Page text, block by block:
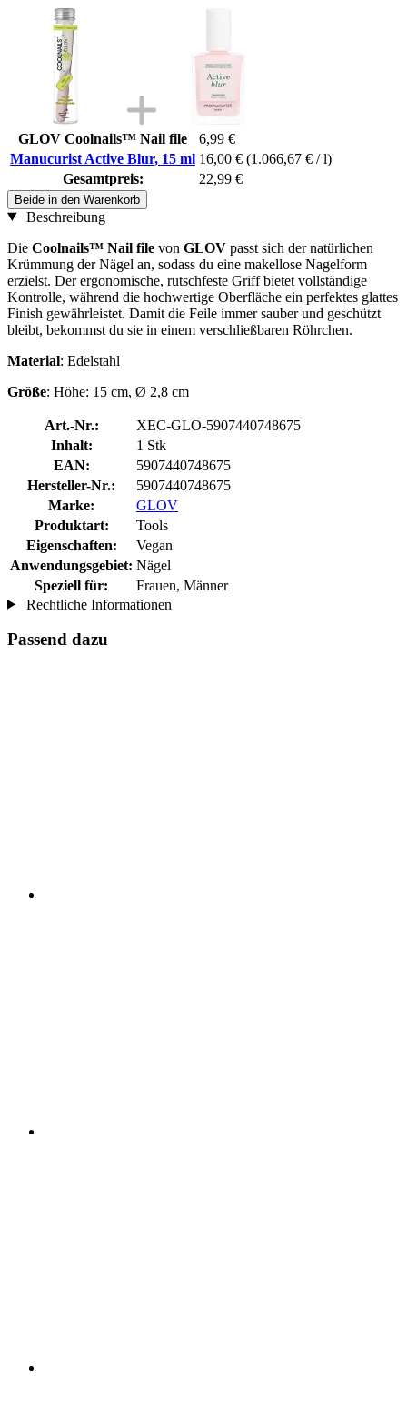
GLOV Coolnails™ Nail file
6,99 €
Manucurist Active Blur, 15 ml 16,00 € (1.066,67 € / l)
Gesamtpreis:
22,99 €
Beide in den Warenkorb
Beschreibung
Die Coolnails™ Nail file von GLOV passt sich der natürlichen
Krümmung der Nägel an, sodass du eine makellose Nagelform
erzielst. Der ergonomische, rutschfeste Griff bietet vollständige
Kontrolle, während die hochwertige Oberfläche ein perfektes glattes
Finish gewährleistet. Damit die Feile immer sauber und geschützt
bleibt, bekommst du sie in einem verschließbaren Röhrchen.
Material: Edelstahl
Größe: Höhe: 15 cm, Ø 2,8 cm
Art.-Nr.:
XEC-GLO-5907440748675
Inhalt:
1 Stk
EAN:
5907440748675
Hersteller-Nr.:
5907440748675
Marke:
GLOV
Produktart:
Tools
Eigenschaften:
Vegan
Anwendungsgebiet: Nägel
Speziell für:
Frauen, Männer
Rechtliche Informationen
Passend dazu